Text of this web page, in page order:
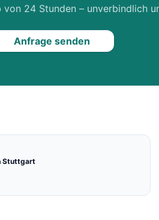
von 24 Stunden – unverbindlich
Anfrage senden
Stuttgart